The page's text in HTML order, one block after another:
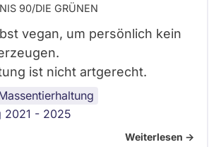
90/­DIE GRÜNEN
vegan, um persönlich kein
ist nicht artgerecht.
2021 - 2025
Weiterlesen ->